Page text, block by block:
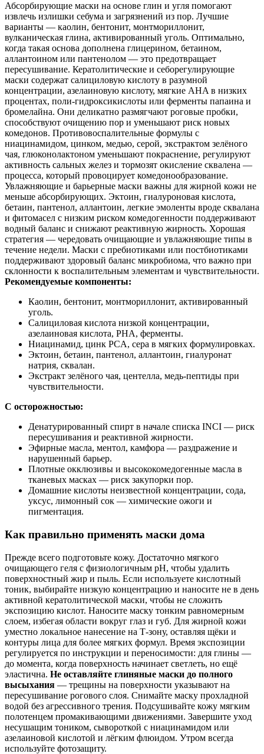
Абсорбирующие маски на основе глин и угля помогают
извлечь излишки себума и загрязнений из пор. Лучшие
варианты — каолин, бентонит, монтмориллонит,
вулканическая глина, активированный уголь. Оптимально,
когда такая основа дополнена глицерином, бетаином,
аллантоином или пантенолом — это предотвращает
пересушивание. Кератолитические и себорегулирующие
маски содержат салициловую кислоту в разумной
концентрации, азелаиновую кислоту, мягкие AHA в низких
процентах, поли‑гидроксикислоты или ферменты папаина и
бромелайна. Они деликатно размягчают роговые пробки,
способствуют очищению пор и уменьшают риск новых
комедонов. Противовоспалительные формулы с
ниацинамидом, цинком, медью, серой, экстрактом зелёного
чая, глюконолактоном уменьшают покраснение, регулируют
активность сальных желез и тормозят окисление сквалена —
процесса, который провоцирует комедонообразование.
Увлажняющие и барьерные маски важны для жирной кожи не
меньше абсорбирующих. Эктоин, гиалуроновая кислота,
бетаин, пантенол, аллантоин, легкие эмоленты вроде сквалана
и фитомасел с низким риском комедогенности поддерживают
водный баланс и снижают реактивную жирность. Хорошая
стратегия — чередовать очищающие и увлажняющие типы в
течение недели. Маски с пребиотиками или постбиотиками
поддерживают здоровый баланс микробиома, что важно при
склонности к воспалительным элементам и чувствительности.
Рекомендуемые компоненты:
Каолин, бентонит, монтмориллонит, активированный
уголь.
Салициловая кислота низкой концентрации,
азелаиновая кислота, PHA, ферменты.
Ниацинамид, цинк PCA, сера в мягких формулировках.
Эктоин, бетаин, пантенол, аллантоин, гиалуронат
натрия, сквалан.
Экстракт зелёного чая, центелла, медь‑пептиды при
чувствительности.
С осторожностью:
Денатурированный спирт в начале списка INCI — риск
пересушивания и реактивной жирности.
Эфирные масла, ментол, камфора — раздражение и
нарушенный барьер.
Плотные окклюзивы и высококомедогенные масла в
тканевых масках — риск закупорки пор.
Домашние кислоты неизвестной концентрации, сода,
уксус, лимонный сок — химические ожоги и
пигментация.
Как правильно применять маски дома
Прежде всего подготовьте кожу. Достаточно мягкого
очищающего геля с физиологичным pH, чтобы удалить
поверхностный жир и пыль. Если используете кислотный
тоник, выбирайте низкую концентрацию и наносите не в день
активной кератолитической маски, чтобы не сложить
экспозицию кислот. Наносите маску тонким равномерным
слоем, избегая области вокруг глаз и губ. Для жирной кожи
уместно локальное нанесение на Т‑зону, оставляя щёки и
контуры лица для более мягких формул. Время экспозиции
регулируется по инструкции и переносимости: для глины —
до момента, когда поверхность начинает светлеть, но ещё
эластична. Не оставляйте глиняные маски до полного
высыхания — трещины на поверхности указывают на
пересушивание рогового слоя. Снимайте маску прохладной
водой без агрессивного трения. Подсушивайте кожу мягким
полотенцем промакивающими движениями. Завершите уход
несушащим тоником, сывороткой с ниацинамидом или
азелаиновой кислотой и лёгким флюидом. Утром всегда
используйте фотозащиту.